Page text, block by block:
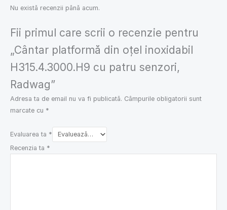
Nu există recenzii până acum.
Fii primul care scrii o recenzie pentru
„Cântar platformă din oțel inoxidabil
H315.4.3000.H9 cu patru senzori,
Radwag”
Adresa ta de email nu va fi publicată. Câmpurile obligatorii sunt
marcate cu *
Evaluarea ta *
Recenzia ta *